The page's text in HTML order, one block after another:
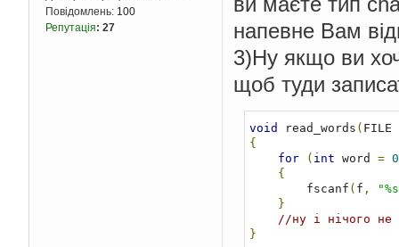
Повідомлень: 100
Репутація: 27
напевне Вам
3)Ну якщо ви
щоб туди
void read_words ( FILE
{
for
( int word = 0
{
        fscanf
( f ,
}
//ну і нічого
}